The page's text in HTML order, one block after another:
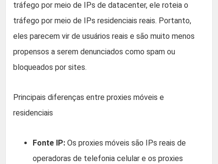
tráfego por meio de IPs de datacenter, ele roteia o
tráfego por meio de IPs residenciais reais. Portanto,
eles parecem vir de usuários reais e são muito menos
propensos a serem denunciados como spam ou
bloqueados por sites.
Principais diferenças entre proxies móveis e
residenciais
Fonte IP: Os proxies móveis são IPs reais de
operadoras de telefonia celular e os proxies